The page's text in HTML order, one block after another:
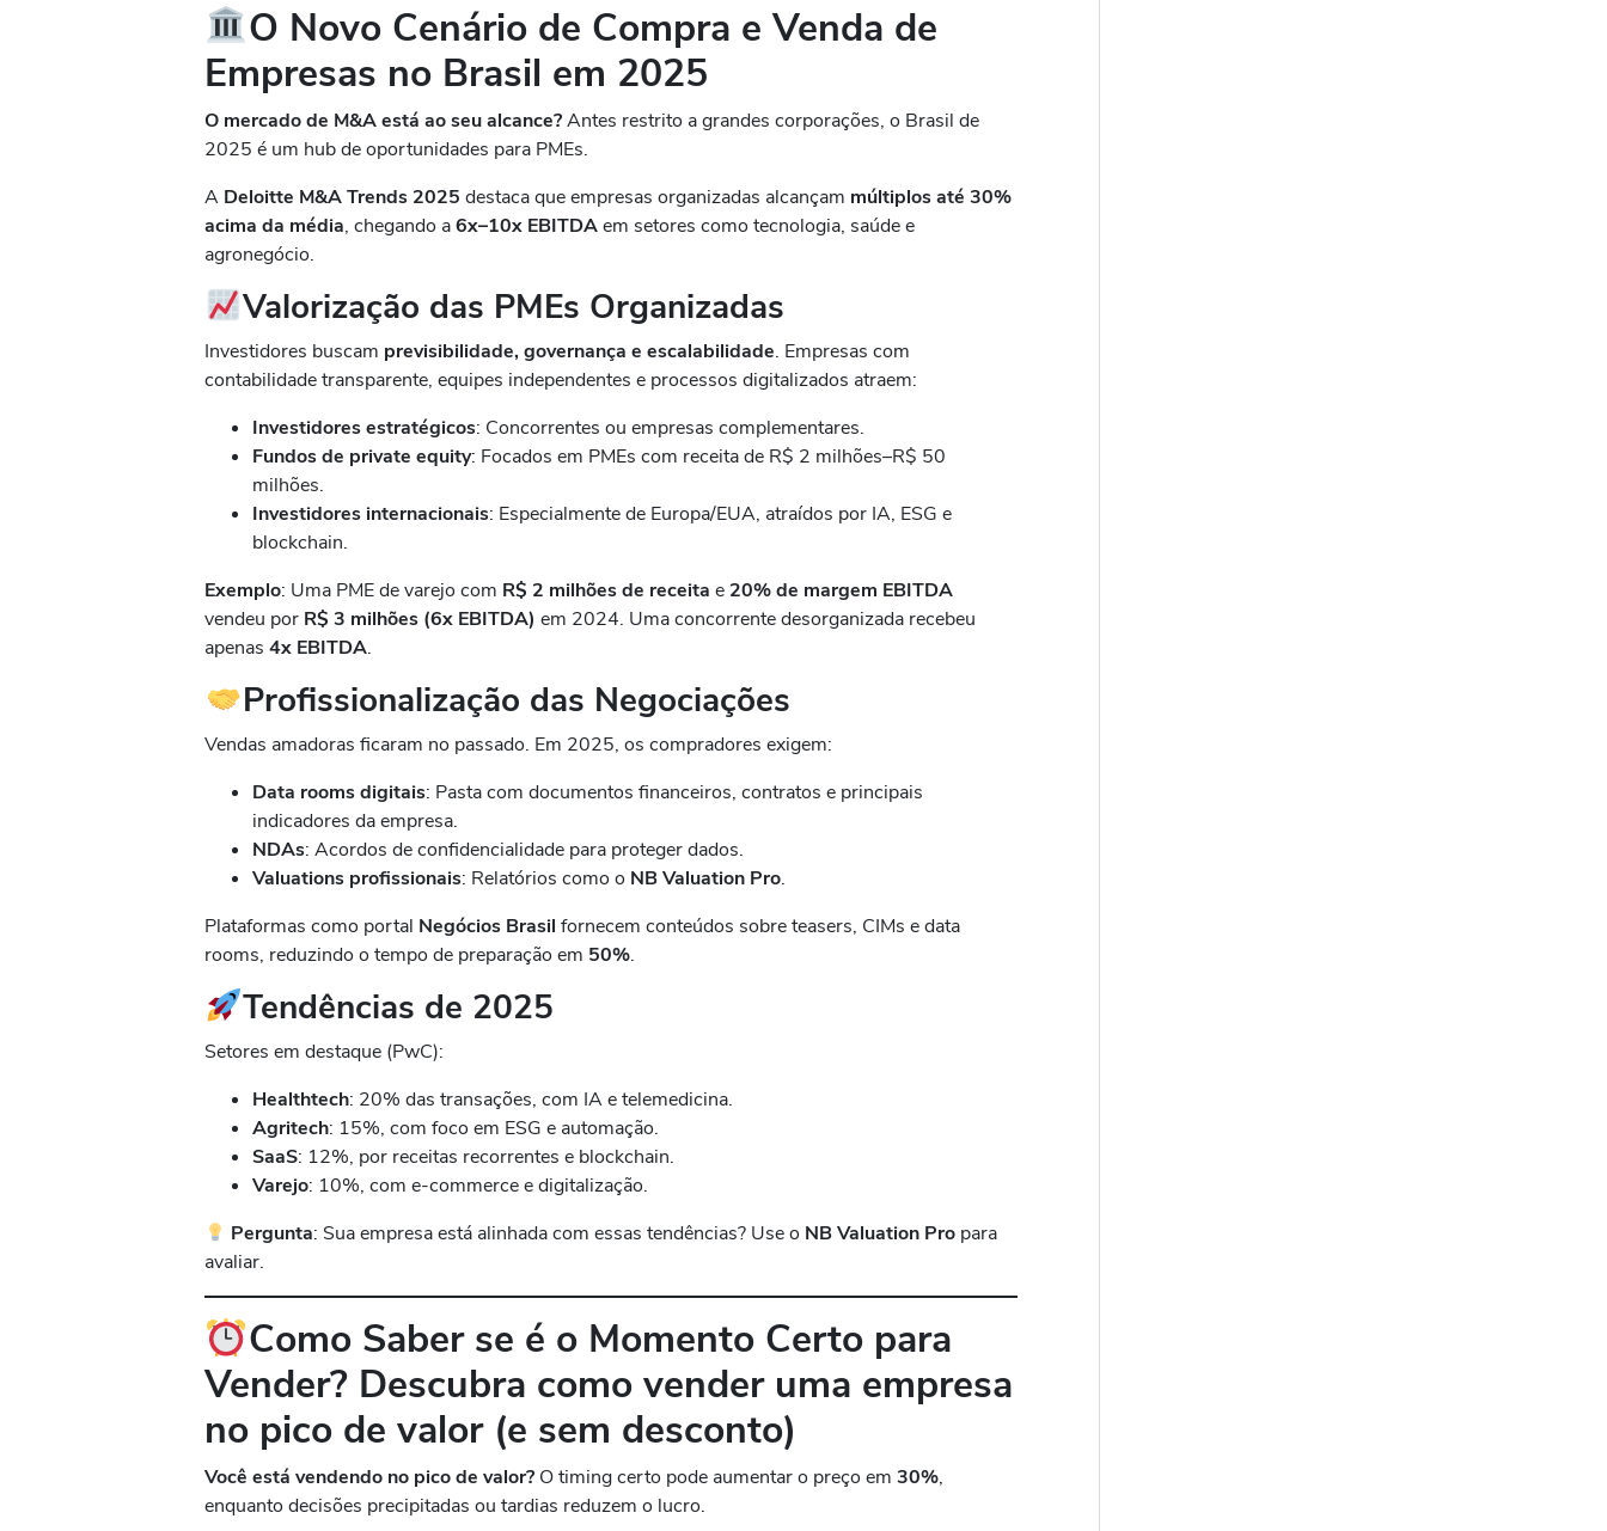
O Novo Cenário de Compra e Venda de
Empresas no Brasil em 2025
O mercado de M&A está ao seu alcance?Antes restrito a grandes corporações, o Brasil de
2025 é um hub de oportunidades para PMEs.
A Deloitte M&A Trends 2025 destaca que empresas organizadas alcançam múltiplos até 30%
acima da média, chegando a6x–10x EBITDAem setores como tecnologia, saúde e
agronegócio.
Valorização das PMEs Organizadas
Investidores buscam previsibilidade, governança e escalabilidade. Empresas com
contabilidade transparente, equipes independentes e processos digitalizados atraem:
Investidores estratégicos: Concorrentes ou empresas complementares.
Fundos de private equity: Focados em PMEs com receita de R$ 2 milhões–R$ 50
milhões.
Investidores internacionais: Especialmente de Europa/EUA, atraídos por IA, ESG e
blockchain.
Exemplo: Uma PME de varejo com R$ 2 milhões de receita e 20% de margem EBITDA
vendeu por R$ 3 milhões (6x EBITDA) em 2024. Uma concorrente desorganizada recebeu
apenas4x EBITDA.
Profissionalização das Negociações
Vendas amadoras ficaram no passado. Em 2025, os compradores exigem:
Data rooms digitais: Pasta com documentos financeiros, contratos e principais
indicadores da empresa.
NDAs: Acordos de confidencialidade para proteger dados.
Valuations profissionais: Relatórios como o NB Valuation Pro.
Plataformas como portal Negócios Brasil fornecem conteúdos sobre teasers, CIMs e data
rooms, reduzindo o tempo de preparação em 50%.
Tendências de 2025
Setores em destaque (PwC):
Healthtech: 20% das transações, com IA e telemedicina.
Agritech: 15%, com foco em ESG e automação.
SaaS: 12%, por receitas recorrentes e blockchain.
Varejo: 10%, com e-commerce e digitalização.
Pergunta: Sua empresa está alinhada com essas tendências? Use o NB Valuation Pro para
avaliar.
Como Saber se é o Momento Certo para
Vender? Descubra como vender uma empresa
no pico de valor (e sem desconto)
Você está vendendo no pico de valor? O timing certo pode aumentar o preço em30%,
enquanto decisões precipitadas ou tardias reduzem o lucro.